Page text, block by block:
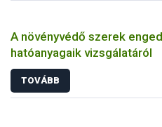
A növényvédő szerek
hatóanyagaik vizsgálatáról
TOVÁBB